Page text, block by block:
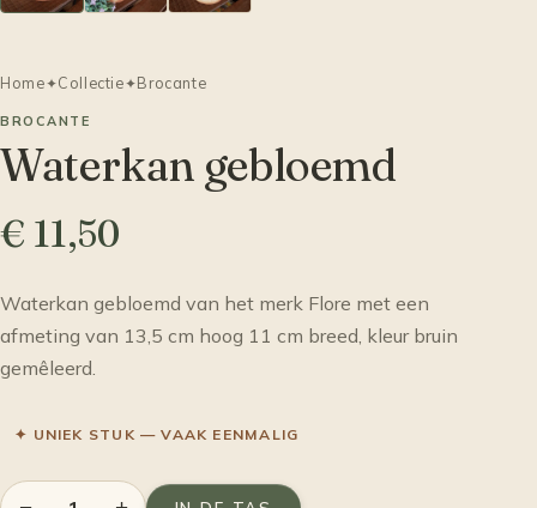
Home✦Collectie✦Brocante
BROCANTE
Waterkan gebloemd
€ 11,50
Waterkan gebloemd van het merk Flore met een
afmeting van 13,5 cm hoog 11 cm breed, kleur bruin
gemêleerd.
✦ UNIEK STUK — VAAK EENMALIG